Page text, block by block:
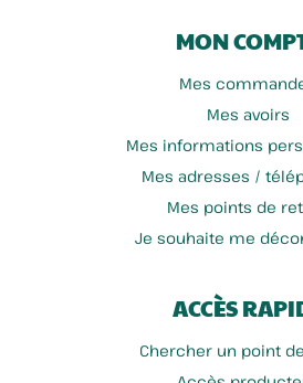
MON
Mes
Mes avoirs
Mes informations
Mes adresses /
Mes points de
Je souhaite me
ACCÈS
Chercher un point